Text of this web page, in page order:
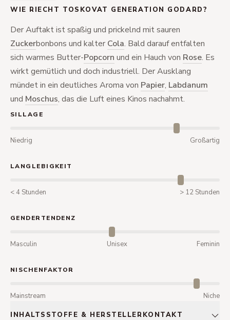
WIE RIECHT TOSKOVAT GENERATION GODARD?
Der Auftakt ist spaßig und prickelnd mit sauren
Zuckerbonbons und kalter Cola. Bald darauf entfalten
sich warmes Butter-Popcorn und ein Hauch von Rose. Es
wirkt gemütlich und doch industriell. Der Ausklang
mündet in ein deutliches Aroma von Papier, Labdanum
und Moschus, das die Luft eines Kinos nachahmt.
SILLAGE
Niedrig Großartig
LANGLEBIGKEIT
< 4 Stunden > 12 Stunden
GENDERTENDENZ
Masculin Unisex Feminin
NISCHENFAKTOR
Mainstream Niche
INHALTSSTOFFE & HERSTELLERKONTAKT